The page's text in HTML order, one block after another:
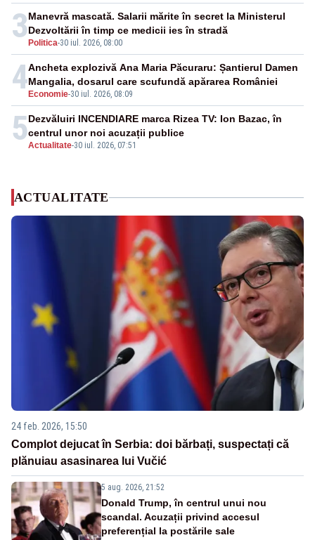
3 Politica-30 iul. 2026, 08:00
Manevră mascată. Salarii mărite în secret la Ministerul
Dezvoltării în timp ce medicii ies în stradă
4 Economie-30 iul. 2026, 08:09
Ancheta explozivă Ana Maria Păcuraru: Șantierul Damen
Mangalia, dosarul care scufundă apărarea României
5Actualitate-30 iul. 2026, 07:51
Dezvăluiri INCENDIARE marca Rizea TV: Ion Bazac, în
centrul unor noi acuzații publice
ACTUALITATE
24 feb. 2026, 15:50
Complot dejucat în Serbia: doi bărbați, suspectați că
plănuiau asasinarea lui Vučić
5 aug. 2026, 21:52
Donald Trump, în centrul unui nou
scandal. Acuzații privind accesul
preferențial la postările sale